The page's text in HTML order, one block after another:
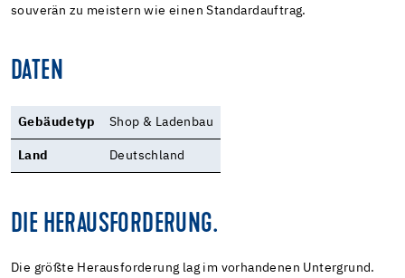
souverän zu meistern wie einen Standardauftrag.
DATEN
Gebäudetyp Shop & Ladenbau
Land Deutschland
DIE HERAUSFORDERUNG.
Die größte Herausforderung lag im vorhandenen Untergrund.